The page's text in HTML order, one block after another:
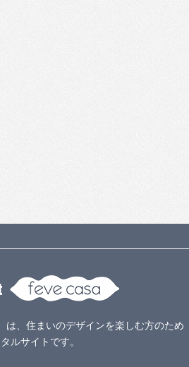
は、住まいのデザインを楽しむ方のため
ルサイトです。